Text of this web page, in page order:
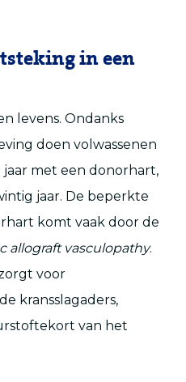
in een
levens. Ondanks
doen volwassenen
jaar met een donorhart,
jaar. De beperkte
komt vaak door de
allograft vasculopathy.
voor
kransslagaders,
van het